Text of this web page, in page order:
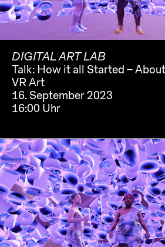
DIGITAL ART LAB
Talk: How it all Started –
VR Art
16. September 2023
16:00 Uhr